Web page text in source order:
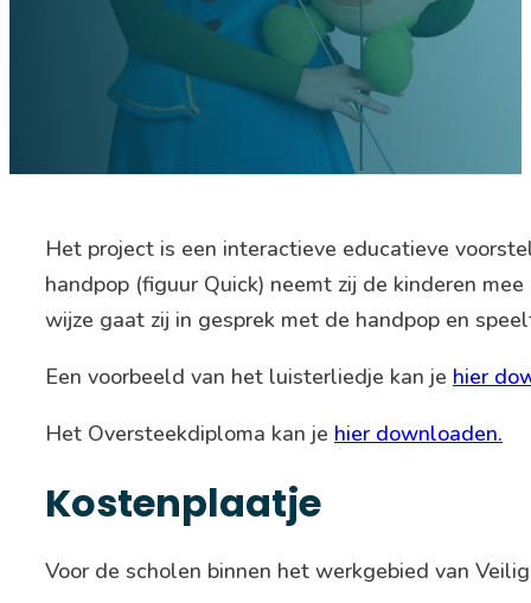
Het project is een interactieve educatieve
handpop (figuur Quick) neemt zij de kinderen
wijze gaat zij in gesprek met de handpop en
Een voorbeeld van het luisterliedje kan je hier
Het Oversteekdiploma kan je hier downloaden.
Kostenplaatje
Voor de scholen binnen het werkgebied van